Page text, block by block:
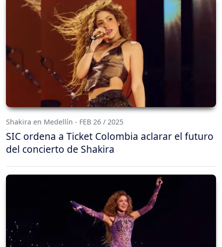
Shakira en Medellín - FEB 26 / 2025
SIC ordena a Ticket Colombia aclarar el futuro
del concierto de Shakira